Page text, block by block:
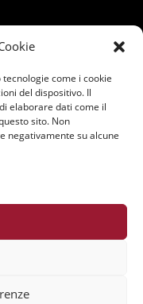
come i cookie
del dispositivo. Il
elaborare dati come il
sito. Non
negativamente su alcune
Ferlenghi -